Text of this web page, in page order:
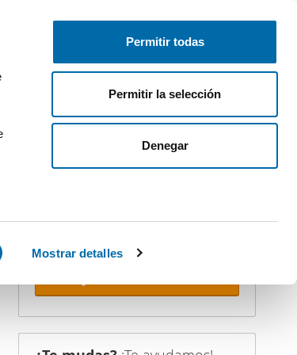
Mostrar detalles
Permitir todas
Permitir la selección
Denegar
Publica gratis Inicia sesión
No dejes que te adelanten. Recibe en